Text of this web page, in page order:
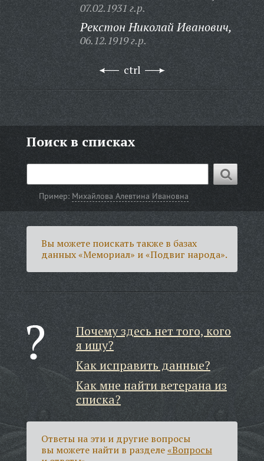
07.02.1931 г.р.
Рекстон Николай Иванович,
06.12.1919 г.р.
ctrl
Поиск в списках
Пример: Михайлова Алевтина Ивановна
Вы можете поискать также в базах
данных «Мемориал» и «Подвиг народа».
Почему здесь нет того, кого
я ищу?
Как исправить данные?
Как мне найти ветерана из
списка?
Ответы на эти и другие вопросы
вы можете найти в разделе«Вопросы